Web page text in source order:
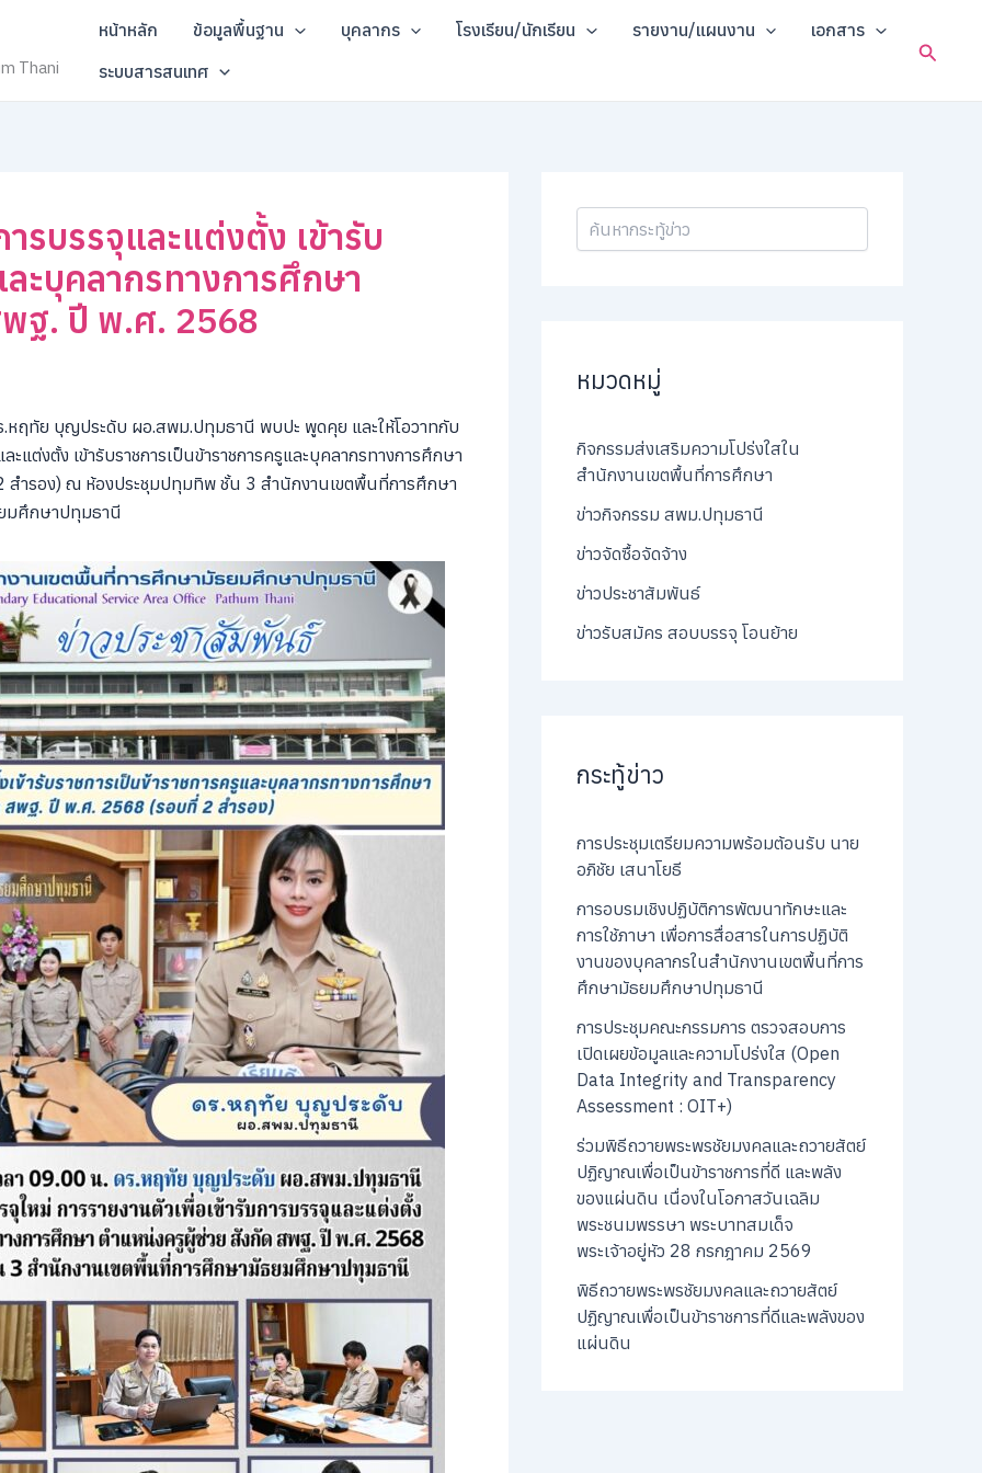
Thani
หน้าหลัก ข้อมูลพื้นฐาน บุคลากร โรงเรียน/นักเรียน รายงาน/แผนงาน
เอกสาร
ระบบสารสนเทศ
Search
รบรรจุและแต่งตั้ง เข้ารับ
ะบุคลากรทางการศึกษา
ฐ. ปี พ.ศ. 2568
ฤทัย บุญประดับ ผอ.สพม.ปทุมธานี พบปะ พูดคุย และให้โอวาทกับ
แต่งตั้ง เข้ารับราชการเป็นข้าราชการครูและบุคลากรทางการศึกษา
ำรอง) ณ ห้องประชุมปทุมทิพ ชั้น 3 สำนักงานเขตพื้นที่การศึกษา
มศึกษาปทุมธานี
หมวดหมู่
กิจกรรมส่งเสริมความโปร่งใสใน
สำนักงานเขตพื้นที่การศึกษา
ข่าวกิจกรรม สพม.ปทุมธานี
ข่าวจัดซื้อจัดจ้าง
ข่าวประชาสัมพันธ์
ข่าวรับสมัคร สอบบรรจุ โอนย้าย
กระทู้ข่าว
การประชุมเตรียมความพร้อมต้อนรับ นาย
อภิชัย เสนาโยธี
การอบรมเชิงปฏิบัติการพัฒนาทักษะและ
การใช้ภาษา เพื่อการสื่อสารในการปฏิบัติ
งานของบุคลากรในสำนักงานเขตพื้นที่การ
ศึกษามัธยมศึกษาปทุมธานี
การประชุมคณะกรรมการ ตรวจสอบการ
เปิดเผยข้อมูลและความโปร่งใส (Open
Data Integrity and Transparency
Assessment : OIT+)
ร่วมพิธีถวายพระพรชัยมงคลและถวายสัตย์
ปฏิญาณเพื่อเป็นข้าราชการที่ดี และพลัง
ของแผ่นดิน เนื่องในโอกาสวันเฉลิม
พระชนมพรรษา พระบาทสมเด็จ
พระเจ้าอยู่หัว 28 กรกฎาคม 2569
พิธีถวายพระพรชัยมงคลและถวายสัตย์
ปฏิญาณเพื่อเป็นข้าราชการที่ดีและพลังของ
แผ่นดิน